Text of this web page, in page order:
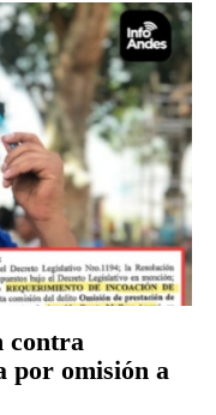
contra
por omisión a